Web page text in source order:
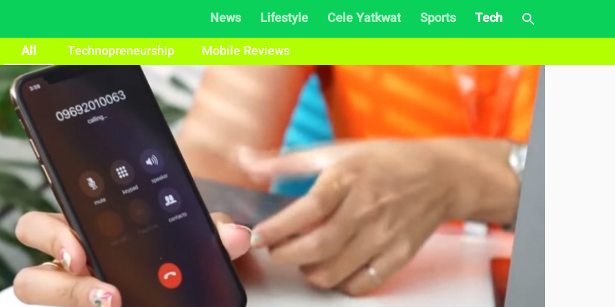
News Lifestyle Cele Yatkwat Sports
Tech
All
Technopreneurship Mobile Reviews